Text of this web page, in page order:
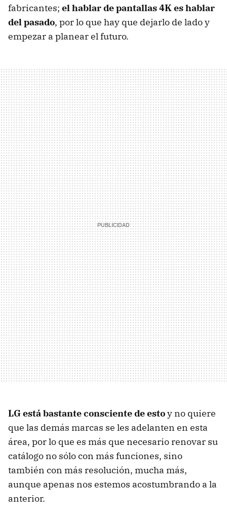
fabricantes; el hablar de pantallas 4K es hablar
del pasado, por lo que hay que dejarlo de lado y
empezar a planear el futuro.
LG está bastante consciente de estoy no quiere
que las demás marcas se les adelanten en esta
área, por lo que es más que necesario renovar su
catálogo no sólo con más funciones, sino
también con más resolución, mucha más,
aunque apenas nos estemos acostumbrando a la
anterior.